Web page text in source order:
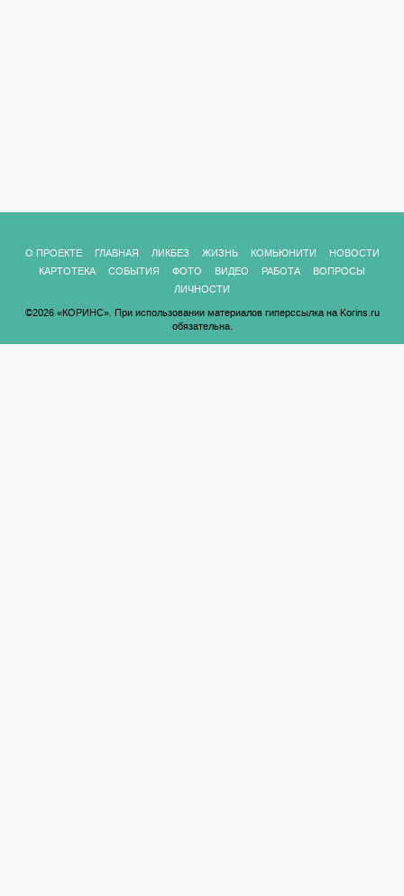
О ПРОЕКТЕ ГЛАВНАЯ ЛИКБЕЗ ЖИЗНЬ КОМЬЮНИТИ
НОВОСТИ
КАРТОТЕКА
СОБЫТИЯ ФОТО ВИДЕО РАБОТА
ВОПРОСЫ
ЛИЧНОСТИ
©2026 «КОРИНС». При использовании материалов гиперссылка на Korins.ru
обязательна.